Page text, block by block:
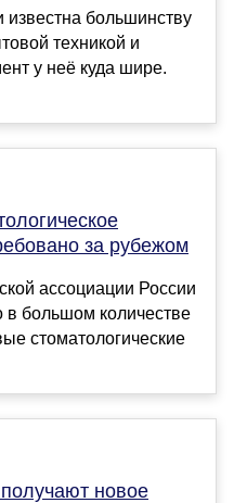
известна большинству
техникой и
у неё куда шире.
за рубежом
ассоциации России
в большом количестве
стоматологические
новое